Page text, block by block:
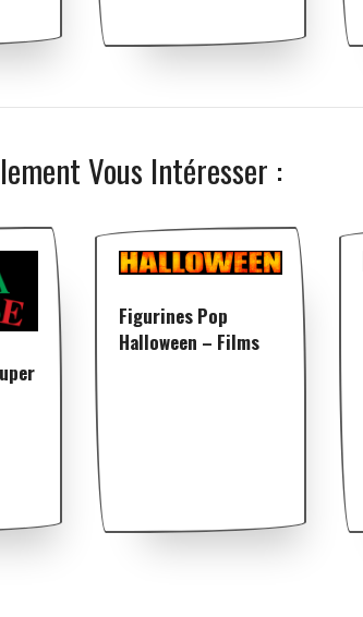
Vous Intéresser :
Figurines Pop
Halloween – Films